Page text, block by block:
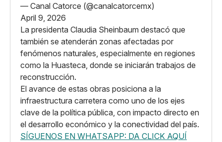
— Canal Catorce (@canalcatorcemx)
April 9, 2026
La presidenta Claudia Sheinbaum destacó que
también se atenderán zonas afectadas por
fenómenos naturales, especialmente en regiones
como la Huasteca, donde se iniciarán trabajos de
reconstrucción.
El avance de estas obras posiciona a la
infraestructura carretera como uno de los ejes
clave de la política pública, con impacto directo en
el desarrollo económico y la conectividad del país.
SÍGUENOS EN WHATSAPP: DA CLICK AQUÍ